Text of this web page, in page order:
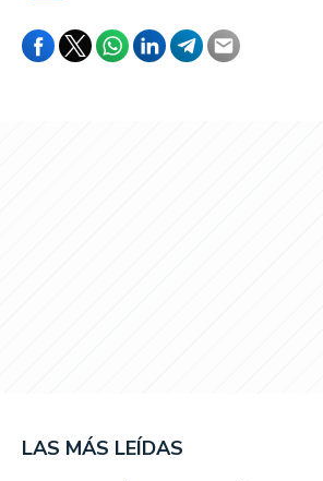
LAS MÁS LEÍDAS